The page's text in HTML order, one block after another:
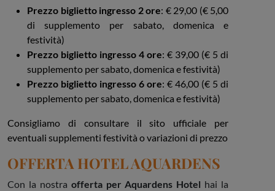
Prezzo biglietto ingresso 2 ore: € 29,00 (€ 5,00
di supplemento per sabato, domenica e
festività)
Prezzo biglietto ingresso 4 ore: € 39,00 (€ 5 di
supplemento per sabato, domenica e festività)
Prezzo biglietto ingresso 6 ore: € 46,00 (€ 5 di
supplemento per sabato, domenica e festività)
Consigliamo di consultare il sito ufficiale per
eventuali supplementi festività o variazioni di prezzo
OFFERTA HOTEL AQUARDENS
Con la nostra offerta per Aquardens Hotel hai la